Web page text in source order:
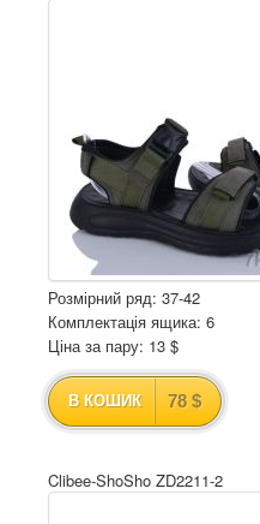
Розмірний ряд: 37-42
Комплектація ящика: 6
Ціна за пару: 13 $
В КОШИК 78 $
Clibee-ShoSho ZD2211-2